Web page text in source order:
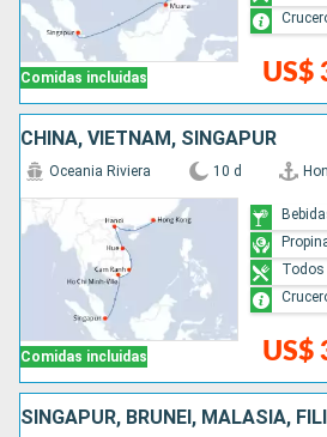
Comidas incluidas US$
CHINA, VIETNAM, SINGAPUR
Comidas incluidas
Oceania Riviera 10 d
US$